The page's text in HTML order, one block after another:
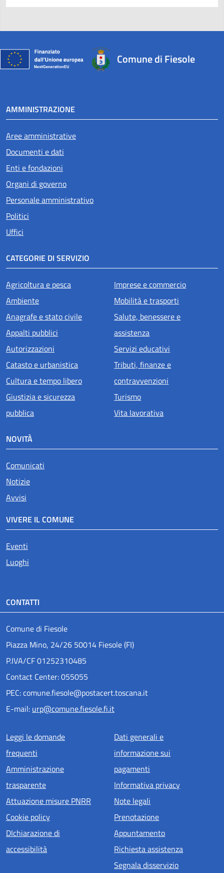
Comune di Fiesole
AMMINISTRAZIONE
Aree amministrative
Documenti e dati
Enti e fondazioni
Organi di governo
Personale amministrativo
Politici
Uffici
CATEGORIE DI SERVIZIO
Agricoltura e pesca
Ambiente
Anagrafe e stato civile
Appalti pubblici
Autorizzazioni
Catasto e urbanistica
Cultura e tempo libero
Giustizia e sicurezza
pubblica
Imprese e commercio
Mobilità e trasporti
Salute, benessere e
assistenza
Servizi educativi
Tributi, finanze e
contravvenzioni
Turismo
Vita lavorativa
NOVITÀ
Comunicati
Notizie
Avvisi
VIVERE IL COMUNE
Eventi
Luoghi
CONTATTI
Comune di Fiesole
Piazza Mino, 24/26 50014 Fiesole (FI)
P.IVA/CF 01252310485
Contact Center: 055055
PEC: comune.fiesole@postacert.toscana.it
E-mail: urp@comune.fiesole.fi.it
Menu piè di pagina
Leggi le domande
frequenti
Amministrazione
trasparente
Attuazione misure PNRR
Cookie policy
DIchiarazione di
accessibilità
Dati generali e
informazione sui
pagamenti
Informativa privacy
Note legali
Prenotazione
Appuntamento
Richiesta assistenza
Segnala disservizio